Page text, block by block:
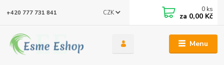
Menu
CZK
+420 777 731 841 0 ks
za 0,00 Kč